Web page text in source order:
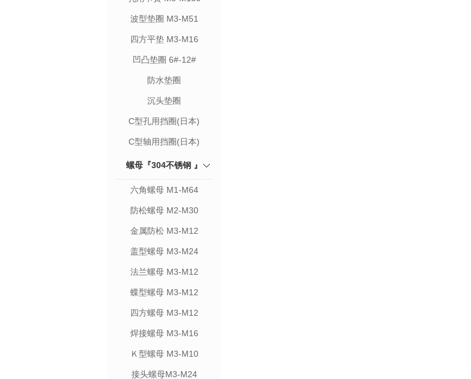
波型垫圈 M3-M51
四方平垫 M3-M16
凹凸垫圈 6#-12#
防水垫圈
沉头垫圈
C型孔用挡圈(日本)
C型轴用挡圈(日本)
螺母『304不锈钢 』
六角螺母 M1-M64
防松螺母 M2-M30
金属防松 M3-M12
盖型螺母 M3-M24
法兰螺母 M3-M12
蝶型螺母 M3-M12
四方螺母 M3-M12
焊接螺母 M3-M16
Ｋ型螺母 M3-M10
接头螺母M3-M24